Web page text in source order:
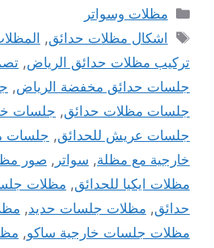
التصنيفات
مظلات وسواتر
الوسوم
اشكال مظلات حدائق,
تركيب مظلات حدائق الرياض,
جلسات حدائق مخفضة الرياض,
جلسات مظلات حدائق, جلسات
جلسات عريش للحدائق, جلسات
خارجية مع مظلة, سواتر , صور
مظلات ايكيا للحدائق, مظلات
حدائق, مظلات جلسات حديد,
مظلات جلسات خارجية ساكو,